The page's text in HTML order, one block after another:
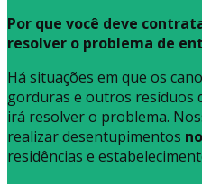
Por que você deve
resolver o problema de
Há situações em que os
gorduras e outros resíduos
irá resolver o problema.
realizar desentupimentos
residências e